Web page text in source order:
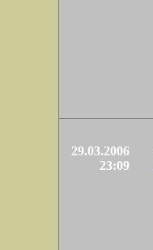
29.03.2006
23:09